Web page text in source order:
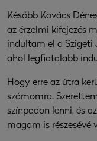
Később Kovács
az érzelmi kifejezés
indultam el a Szigeti
ahol legfiatalabb
Hogy erre az útra
számomra.
színpadon lenni, és
magam is részesévé